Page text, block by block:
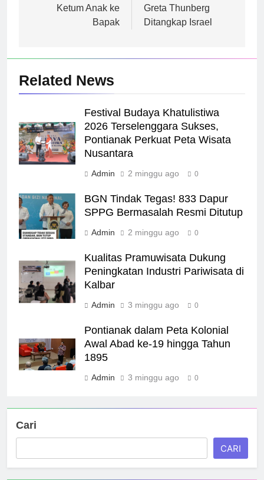
Ketum Anak ke
Bapak
Greta Thunberg
Ditangkap Israel
Related News
Festival Budaya Khatulistiwa
2026 Terselenggara Sukses,
Pontianak Perkuat Peta Wisata
Nusantara
Admin 2 minggu ago 0
BGN Tindak Tegas! 833 Dapur
SPPG Bermasalah Resmi Ditutup
Admin 2 minggu ago 0
Kualitas Pramuwisata Dukung
Peningkatan Industri Pariwisata di
Kalbar
Admin 3 minggu ago 0
Pontianak dalam Peta Kolonial
Awal Abad ke-19 hingga Tahun
1895
Admin 3 minggu ago 0
Cari
CARI